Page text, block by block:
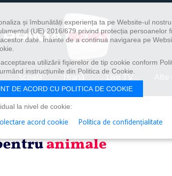
Școală Hrană Live TV
animale
și îmbunătăți experiența ta pe Website-ul
(UE) 2016/679 privind protecția persoanelor
date. Înainte de a continua navigarea pe
utilizării fişierelor de tip cookie conform
instrucțiunile din Politica de Cookie.
DE ACORD CU POLITICA DE COOKIE
la nivel de cookie:
acord cookie Politica de confidențialitate